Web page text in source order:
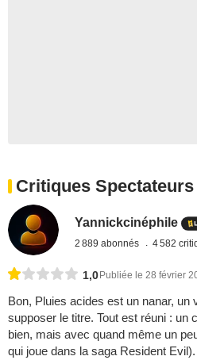
Critiques Spectateurs
Yannickcinéphile
2 889 abonnés 4 582
1,0 Publiée le 28 février
Bon, Pluies acides est un nanar, un
supposer le titre. Tout est réuni : un
bien, mais avec quand même un
qui joue dans la saga Resident